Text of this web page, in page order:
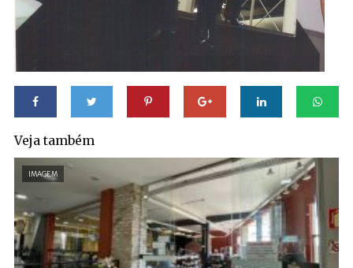
Veja também
IMAGEM